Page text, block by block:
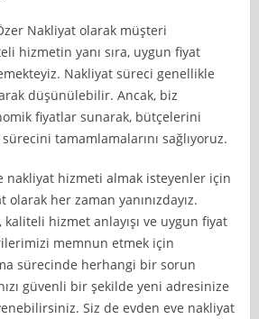
Nakliyat olarak müşteri
hizmetin yanı sıra, uygun fiyat
Nakliyat süreci genellikle
düşünülebilir. Ancak, biz
fiyatlar sunarak, bütçelerini
tamamlamalarını sağlıyoruz.
nakliyat hizmeti almak isteyenler için
olarak her zaman yanınızdayız.
hizmet anlayışı ve uygun fiyat
memnun etmek için
sürecinde herhangi bir sorun
güvenli bir şekilde yeni adresinize
Siz de evden eve nakliyat